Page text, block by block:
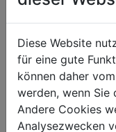
Ladezeit
Allgemeine
Aufstellmaß in
Diese Website
für eine gute
können daher
werden, wenn Sie
Andere Cookies
Analysezwecken